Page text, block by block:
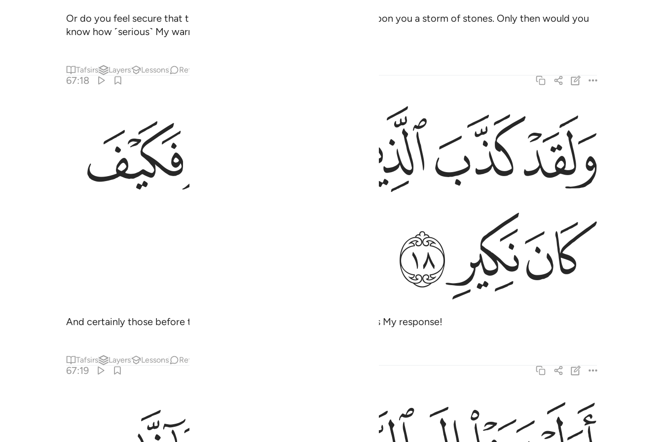
Or do you feel secure that the One Who is in heaven will not unleash upon you a storm of stones. Only then would you
know how ˹serious˺ My warning was!
Tafsirs Layers Lessons Reflections
67:18
ولقد كذب الذين من قبلهم فكيف كان نكير ١٨
وَلَقَدْ كَذَّبَ ٱلَّذِينَ مِن قَبْلِهِمْ فَكَيْفَ كَانَ نَكِيرِ ١٨
ﱾﱿﲀ ﲂﲃ
ﲄﲅﲆ
And certainly those before them denied ˹as well˺, then how severe was My response!
Tafsirs Layers Lessons Reflections
67:19
اولم يروا الى الطير فوقهم صافات ويقبضن ما يمسكهن الا الرحمان انه بكل شيء بصير ١٩
أَوَلَمْ يَرَوْا۟ إِلَى ٱلطَّيْرِ فَوْقَهُمْ صَـٰٓفَّـٰتٍۢ وَيَقْبِضْنَ ۚ مَا يُمْسِكُهُنَّ إِلَّا ٱلرَّحْمَـٰنُ ۚ إِنَّهُۥ بِكُلِّ شَىْءٍۭ بَصِيرٌ ١٩